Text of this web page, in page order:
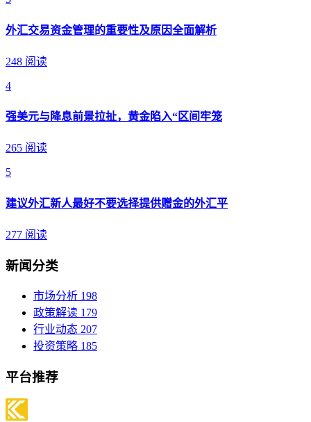
外汇交易资金管理的重要性及原因全面解析
248 阅读
4
强美元与降息前景拉扯，黄金陷入“区间牢笼
265 阅读
5
建议外汇新人最好不要选择提供赠金的外汇平
277 阅读
新闻分类
市场分析 198
政策解读 179
行业动态 207
投资策略 185
平台推荐